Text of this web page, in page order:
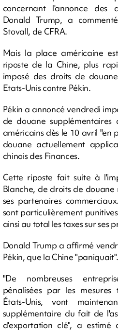
concernant l'annonce
Donald Trump, a
Stovall, de CFRA.
Mais la place américaine
riposte de la Chine, plus
imposé des droits de
Etats-Unis contre Pékin.
Pékin a annoncé vendredi
de douane
américains dès le 10 avril "en
douane actuellement
chinois des Finances.
Cette riposte fait suite à
Blanche, de droits de douane
ses partenaires
sont particulièrement
ainsi au total les taxes sur ses
Donald Trump a affirmé
Pékin, que la Chine "paniquait".
"De nombreuses
pénalisées par les
États-Unis, vont
supplémentaire du fait de
d'exportation clé", a estimé